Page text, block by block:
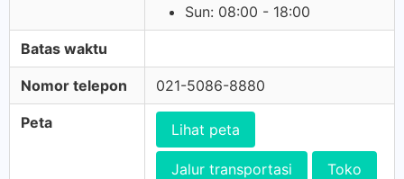
Sun: 08:00 - 18:00
Batas waktu
Nomor telepon 021-5086-8880
Peta Lihat peta
Jalur transportasi Toko